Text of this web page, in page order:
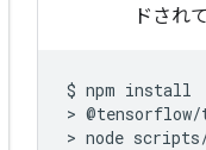
ドされ
$ npm install
> @tensorflow/
> node scripts